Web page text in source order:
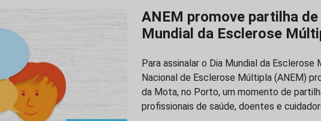
ANEM promove partilha
Mundial da Esclerose
Para assinalar o Dia Mundial da
Nacional de Esclerose Múltipla (ANEM)
da Mota, no Porto, um momento de
profissionais de saúde, doentes e